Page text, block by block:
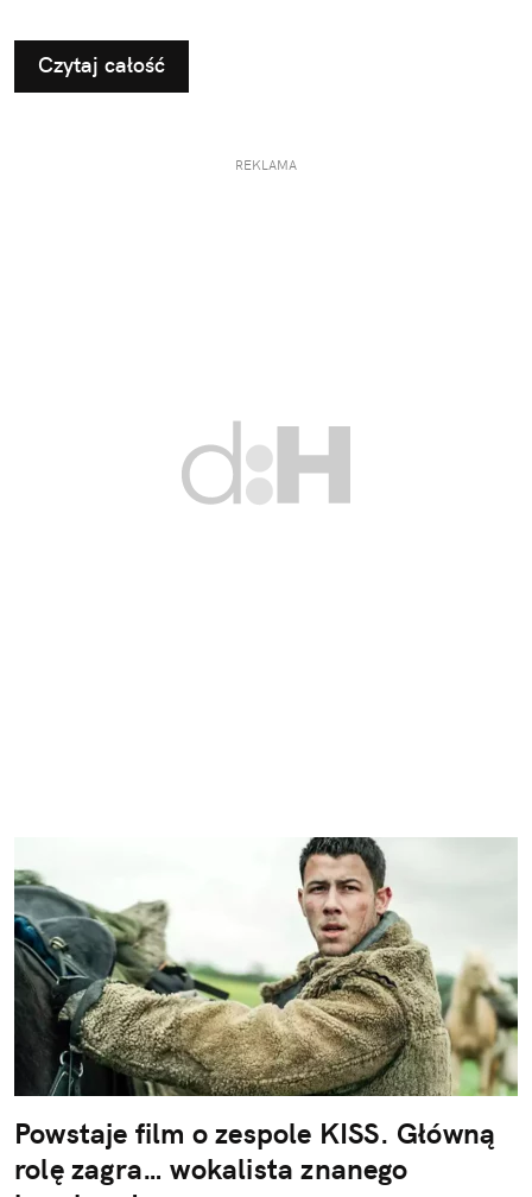
Czytaj całość
REKLAMA
Powstaje film o zespole KISS. Główną
rolę zagra… wokalista znanego